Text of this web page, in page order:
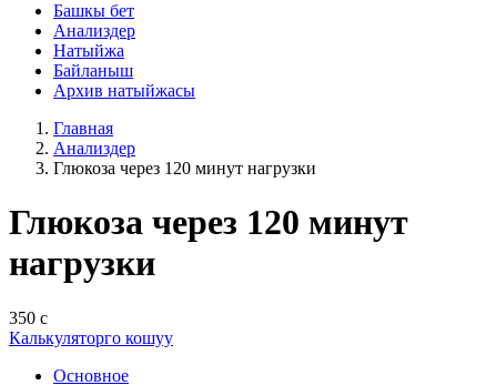
Башкы бет
Анализдер
Натыйжа
Байланыш
Архив натыйжасы
Главная
Анализдер
Глюкоза через 120 минут нагрузки
Глюкоза через 120 минут
нагрузки
350 с
Калькуляторго кошуу
Основное